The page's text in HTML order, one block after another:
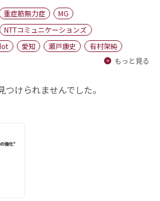
重症筋無力症
MG
NTTコミュニケーションズ
愛知 瀬戸康史
有村架純
もっと見る
けられませんでした。